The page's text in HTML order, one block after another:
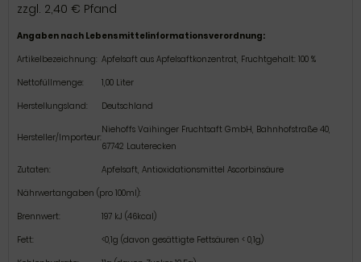
zzgl. 2,40 € Pfand
Angaben nach Lebensmittelinformationsverordnung:
Artikelbezeichnung: Apfelsaft aus Apfelsaftkonzentrat, Fruchtgehalt: 100 %
Nettofüllmenge:
1,00 Liter
Herstellungsland:
Deutschland
Hersteller/Importeur:
Niehoffs Vaihinger Fruchtsaft GmbH, Bahnhofstraße 40,
67742 Lauterecken
Zutaten:
Apfelsaft, Antioxidationsmittel Ascorbinsäure
Nährwertangaben (pro 100ml):
Brennwert:
197 kJ (46kcal)
Fett:
<0,1g (davon gesättigte Fettsäuren < 0,1g)